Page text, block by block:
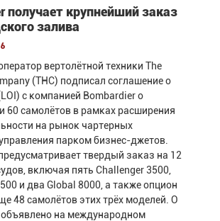
получает крупнейший заказ
залива
вертолётной техники The
(THC) подписал соглашение о
с компанией Bombardier о
60 самолётов в рамках расширения
на рынок чартерных
парком бизнес-джетов.
твердый заказ на 12
включая пять Challenger 3500,
и два Global 8000, а также опцион
48 самолётов этих трёх моделей. О
на международном